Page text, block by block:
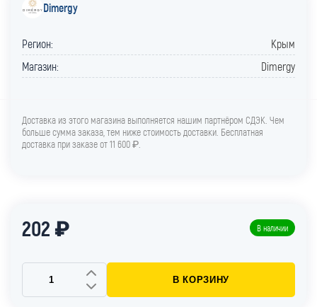
Dimergy
Регион:
Крым
Магазин:
Dimergy
Доставка из этого магазина выполняется нашим партнёром СДЭК. Чем
больше сумма заказа, тем ниже стоимость доставки. Бесплатная
доставка при заказе от 11 600 ₽.
202 ₽ В наличии
В КОРЗИНУ